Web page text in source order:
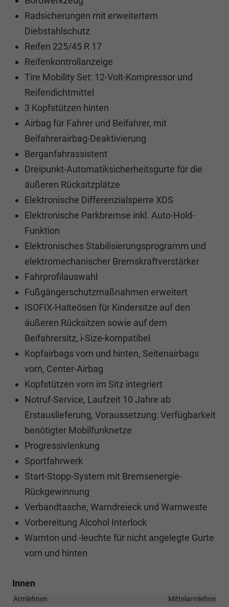
Radsicherungen mit erweitertem
Diebstahlschutz
Reifen 225/45 R 17
Reifenkontrollanzeige
Tire Mobility Set: 12-Volt-Kompressor und
Reifendichtmittel
3 Kopfstützen hinten
Airbag für Fahrer und Beifahrer, mit
Beifahrerairbag-Deaktivierung
Berganfahrassistent
Dreipunkt-Automatiksicherheitsgurte für die
äußeren Rücksitzplätze
Elektronische Differenzialsperre XDS
Elektronische Parkbremse inkl. Auto-Hold-
Funktion
Elektronisches Stabilisierungsprogramm und
elektromechanischer Bremskraftverstärker
Fahrprofilauswahl
Fußgängerschutzmaßnahmen erweitert
ISOFIX-Halteösen für Kindersitze auf den
äußeren Rücksitzen sowie auf dem
Beifahrersitz, i-Size-kompatibel
Kopfairbags vorn und hinten, Seitenairbags
vorn, Center-Airbag
Kopfstützen vorn im Sitz integriert
Notruf-Service, Laufzeit 10 Jahre ab
Erstauslieferung, Voraussetzung: Verfügbarkeit
benötigter Mobilfunknetze
Progressivlenkung
Sportfahrwerk
Start-Stopp-System mit Bremsenergie-
Rückgewinnung
Verbandtasche, Warndreieck und Warnweste
Vorbereitung Alcohol Interlock
Warnton und -leuchte für nicht angelegte Gurte
vorn und hinten
Innen
Armlehnen
Mittelarmlehne